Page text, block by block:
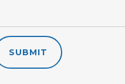
SUBMIT